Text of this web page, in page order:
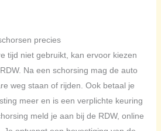
precies
tijd niet gebruikt, kan ervoor kiezen
Na een schorsing mag de auto
weg staan of rijden. Ook betaal je
meer en is een verplichte keuring
meld je aan bij de RDW, online